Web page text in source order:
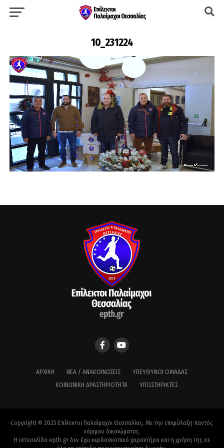
10_231224
ΑΡΧΙΚΉ ΝΈΑ / ΑΝΑΚΟΙΝΏΣΕΙΣ
ΥΠΕΎΘΥΝΟΙ ΟΜΆΔΑΣ
ΚΟΙΝΩΝΙΚΉ ΔΡΑΣΤΗΡΙΌΤΗΤΑ
ΥΠΟΣΤΗΡΙΚΤΈΣ
Copyright © 2025 Επίλεκτοι Παλαίμαχοι Θεσσαλίας. Με την επιφύλαξη παντός
νόμιμου δικαιώματος.
Η ιστοσελίδα epth.gr δεν έχει κερδοσκοπικό χαρακτήρα και η χρήση της σε